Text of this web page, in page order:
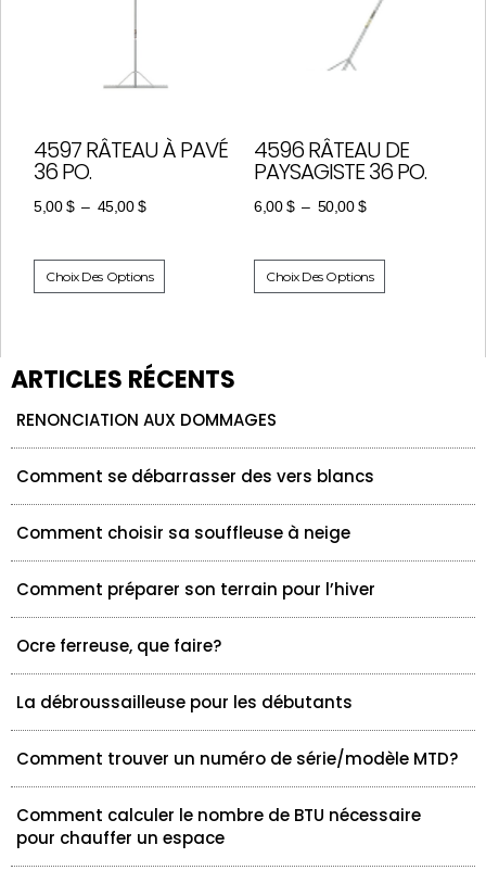
4597 RÂTEAU À PAVÉ
36 PO.
5,00$ – 45,00$
Choix Des Options
4596 RÂTEAU DE
PAYSAGISTE 36 PO.
6,00$ – 50,00$
Choix Des Options
ARTICLES RÉCENTS
RENONCIATION AUX DOMMAGES
Comment se débarrasser des vers blancs
Comment choisir sa souffleuse à neige
Comment préparer son terrain pour l’hiver
Ocre ferreuse, que faire?
La débroussailleuse pour les débutants
Comment trouver un numéro de série/modèle MTD?
Comment calculer le nombre de BTU nécessaire
pour chauffer un espace